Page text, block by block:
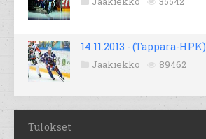
14.11.2013 - (Tappara-HPK)
Jääkiekko 89462
Tulokset